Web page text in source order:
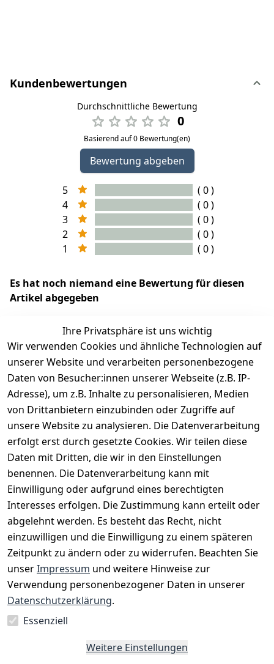
Kundenbewertungen
Durchschnittliche Bewertung
0
Basierend auf 0 Bewertung(en)
Bewertung abgeben
5
( 0 )
4
( 0 )
3
( 0 )
2
( 0 )
1
( 0 )
Es hat noch niemand eine Bewertung für diesen
Artikel abgegeben
EU-Verantwortliche Person - klicken Sie für Details
Ihre Privatsphäre ist uns wichtig
Wir verwenden Cookies und ähnliche Technologien auf
unserer Website und verarbeiten personenbezogene
Daten von Besucher:innen unserer Webseite (z.B. IP-
Adresse), um z.B. Inhalte zu personalisieren, Medien
von Drittanbietern einzubinden oder Zugriffe auf
unsere Website zu analysieren. Die Datenverarbeitung
erfolgt erst durch gesetzte Cookies. Wir teilen diese
Daten mit Dritten, die wir in den Einstellungen
benennen. Die Datenverarbeitung kann mit
Einwilligung oder aufgrund eines berechtigten
Interesses erfolgen. Die Zustimmung kann erteilt oder
abgelehnt werden. Es besteht das Recht, nicht
einzuwilligen und die Einwilligung zu einem späteren
Zeitpunkt zu ändern oder zu widerrufen. Beachten Sie
unserImpressum und weitere Hinweise zur
Verwendung personenbezogener Daten in unserer
Datenschutzerklärung.
Essenziell
Weitere Einstellungen
Rechtliches
AGB
Impressum
Datenschutze
rklärung
Barrierefreihe
Services
Kontakt
Registrieren
Katalog
Zahlungsm
öglichkeite
n
Vorkasse
PayPal
Versanddie
nstleister
Post